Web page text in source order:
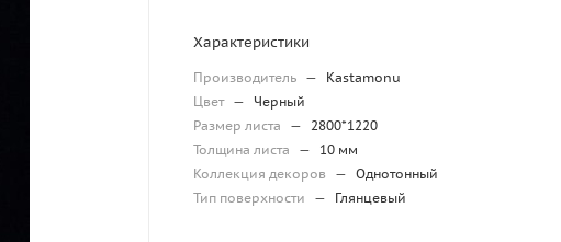
Характеристики
Производитель —
Kastamonu
Цвет —
Черный
Размер листа
— 2800*1220
Толщина листа
—
10 мм
Коллекция декоров
— Однотонный
Тип поверхности
— Глянцевый